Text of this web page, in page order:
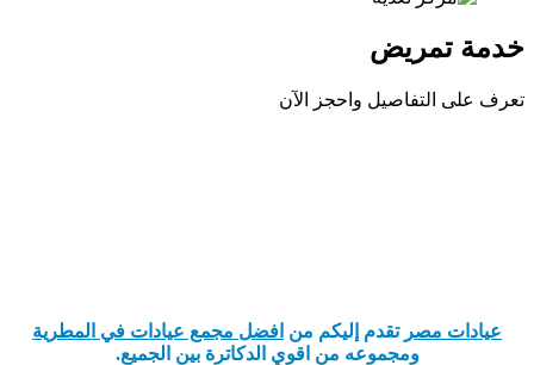
خدمة تمريض
تعرف على التفاصيل واحجز الآن
عيادات مصر تقدم إليكم من افضل مجمع عيادات في المطرية
ومجموعه من اقوي الدكاترة بين الجميع.